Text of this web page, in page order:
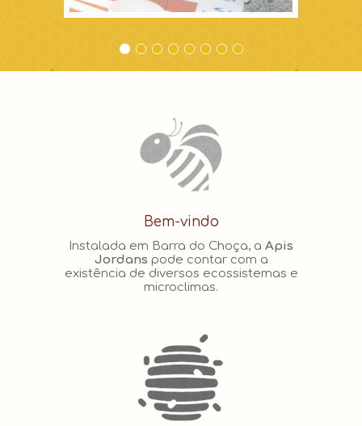
Bem-vindo
Instalada em Barra do Choça, a Apis
Jordans pode contar com a
existência de diversos ecossistemas e
microclimas.